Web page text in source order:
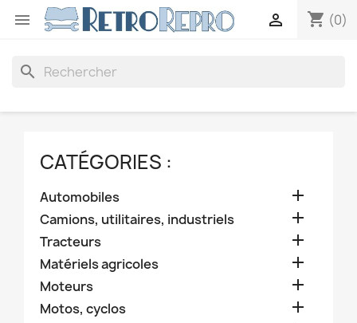
 shopping_cart (0)

search
CATÉGORIES :
Automobiles 
Camions, utilitaires, industriels 
Tracteurs 
Matériels agricoles 
Moteurs 
Motos, cyclos 